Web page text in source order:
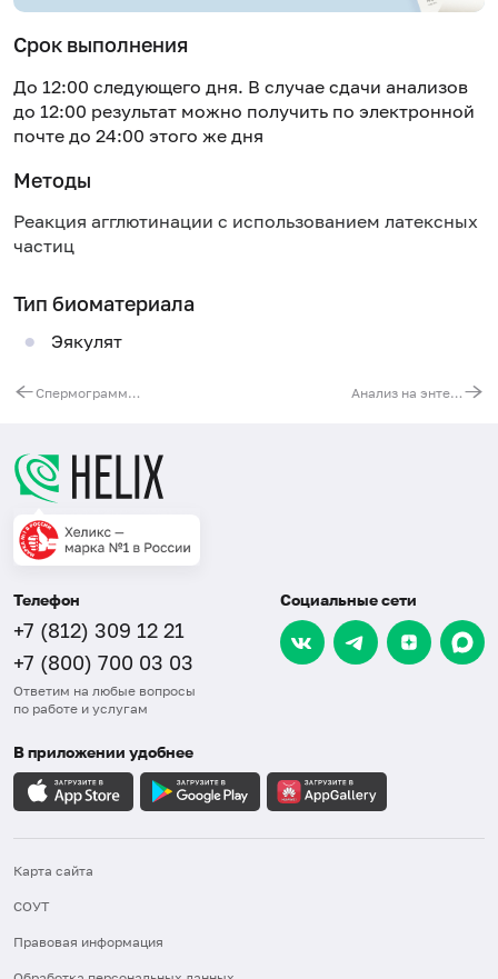
Срок выполнения
До 12:00 следующего дня. В случае сдачи анализов
до 12:00 результат можно получить по электронной
почте до 24:00 этого же дня
Методы
Реакция агглютинации с использованием латексных
частиц
Тип биоматериала
Эякулят
Спермограмма с МАР-тестом (определение наличия антиспермальных антител класса IgA/IgG) Анализ на энтеробиоз
Телефон
+7 (812) 309 12 21
+7 (800) 700 03 03
Ответим на любые вопросы
по работе и услугам
Социальные сети
В приложении удобнее
Карта сайта
СОУТ
Правовая информация